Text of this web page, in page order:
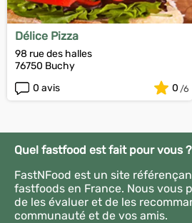
Délice Pizza
98 rue des halles
76750 Buchy
0 avis
0
Quel fastfood est fait pour vous ?
FastNFood est un site
fastfoods en France. Nous vous
de les évaluer et de les
communauté et de vos amis.